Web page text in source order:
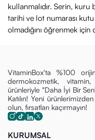
kullanmalıdır. Serin,
tarihi ve lot numarası
olmadığını öğrenmek için
VitaminBox'ta %100
dermokozmetik,
ürünleriyle "Daha İyi Bir
Katılın! Yeni
olun, fırsatları kaçırmayın!
KURUMSAL